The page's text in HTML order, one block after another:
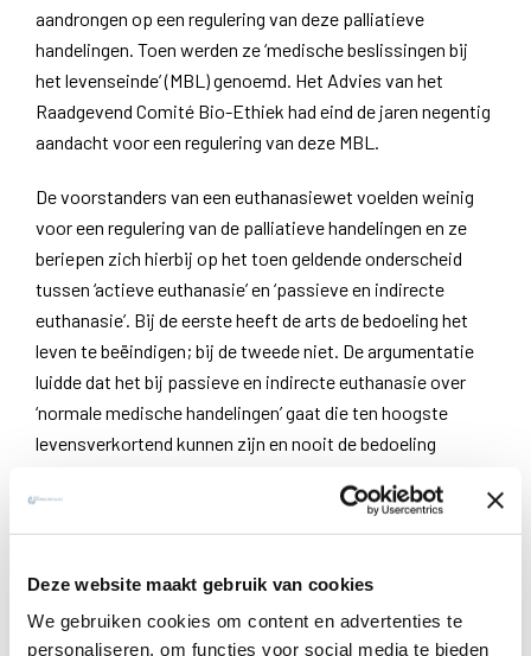
Deze website maakt gebruik van cookies
We gebruiken cookies om content en advertenties te
personaliseren, om functies voor social media te bieden
aandrongen op een regulering van deze palliatieve
handelingen. Toen werden ze ‘medische beslissingen bij
het levenseinde’ (MBL) genoemd. Het Advies van het
Raadgevend Comité Bio-Ethiek had eind de jaren negentig
aandacht voor een regulering van deze MBL.
De voorstanders van een euthanasiewet voelden weinig
voor een regulering van de palliatieve handelingen en ze
beriepen zich hierbij op het toen geldende onderscheid
tussen ‘actieve euthanasie’ en ‘passieve en indirecte
euthanasie’. Bij de eerste heeft de arts de bedoeling het
leven te beëindigen; bij de tweede niet. De argumentatie
luidde dat het bij passieve en indirecte euthanasie over
‘normale medische handelingen’ gaat die ten hoogste
levensverkortend kunnen zijn en nooit de bedoeling
MBL tot de laatste categorie behoorden en daarom niet in
aanmerking kwamen voor regulering, laat staan voor een
2002 niet uitgesproken over de MBL. Voor de
voorstanders van een euthanasiewetgeving ging het er